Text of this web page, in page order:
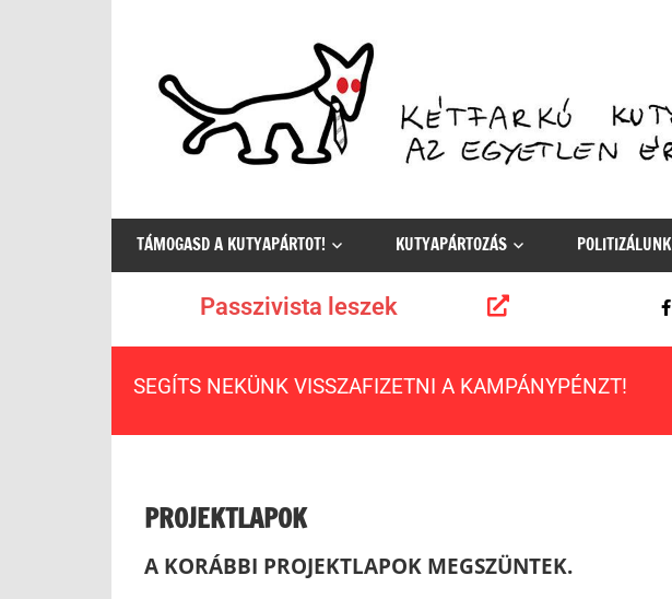
egyetlen
értelmes
választás
TÁMOGASD A KUTYAPÁRTOT! KUTYAPÁRTOZÁS POLITIZÁLUNK
Passzivista leszek
SEGÍTS NEKÜNK VISSZAFIZETNI A KAMPÁNYPÉNZT!
PROJEKTLAPOK
A KORÁBBI PROJEKTLAPOK MEGSZÜNTEK.